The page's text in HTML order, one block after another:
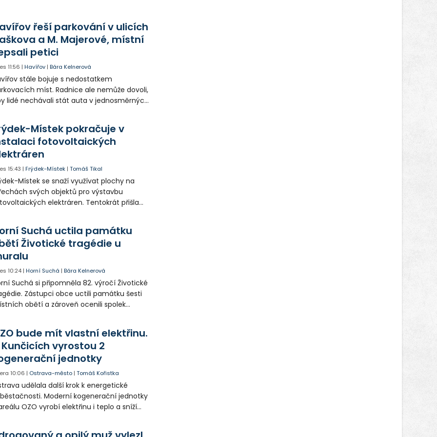
řeší parkování v ulicích
a M. Majerové, místní
petici
11:56 |Havířov |Bára Kelnerová
stále bojuje s nedostatkem
míst. Radnice ale nemůže dovoli,
lidé nechávali stát auta v jednosměrných
někteří obyvatelé rozhodli sepsat petici.
Místek pokračuje v
fotovoltaických
15:43 |Frýdek-Místek |Tomáš Tikal
Místek se snaží využívat plochy na
svých objektů pro výstavbu
elektráren. Tentokrát přišla
Suchá uctila památku
Životické tragédie u
10:24 |Horní Suchá |Bára Kelnerová
Suchá si připomněla 82. výročí Životické
Zástupci obce uctili památku šesti
obětí a zároveň ocenili spolek
bude mít vlastní elektřinu.
Kunčicích vyrostou 2
jednotky
10:06 | Ostrava-město |Tomáš Kořistka
udělala další krok k energetické
Moderní kogenerační jednotky
OZO vyrobí elektřinu i teplo a sníží